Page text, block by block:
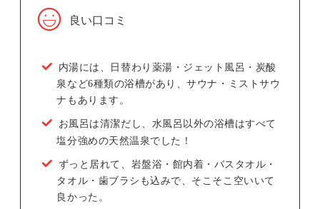
良い口コミ
内湯には、日替わり薬湯・ジェット風呂・炭酸
泉など6種類の浴槽があり、サウナ・ミストサウ
ナもあります。
お風呂は清潔だし、水風呂以外の浴槽はすべて
塩分強めの天然温泉でした！
ずっと居れて、岩盤浴・館内着・バスタオル・
タオル・歯ブラシも込みで、そこそこ空いいて
良かった。